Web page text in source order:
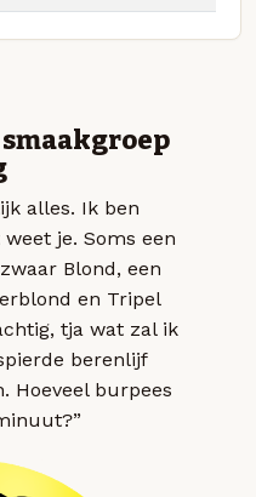
alles. Ik ben
je. Soms een
Blond, een
en Tripel
tja wat zal ik
berenlijf
Hoeveel burpees